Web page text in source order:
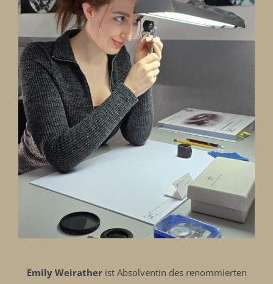
Emily Weiratherist Absolventin des renommierten